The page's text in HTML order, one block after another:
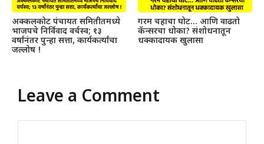
अक्कलकोट पंचायत समितीतमध्ये
भाजपचे निर्विवाद वर्चस्व; १३
वर्षांनंतर पुन्हा सत्ता, कार्यकर्त्यांचा
जल्लोष !
गरम चहाचा घोट… आणि वाढतो
कॅन्सरचा धोका? संशोधनातून
धक्कादायक खुलासा
Leave a Comment